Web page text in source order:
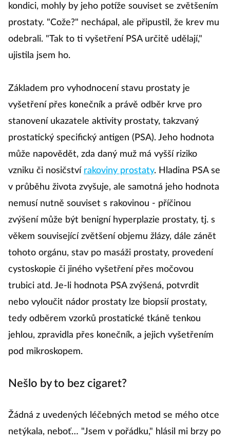
kondici, mohly by jeho potíže souviset se zvětšením
prostaty. "Cože?" nechápal, ale připustil, že krev mu
odebrali. "Tak to ti vyšetření PSA určitě udělají,"
ujistila jsem ho.
Základem pro vyhodnocení stavu prostaty je
vyšetření přes konečník a právě odběr krve pro
stanovení ukazatele aktivity prostaty, takzvaný
prostatický specifický antigen (PSA). Jeho hodnota
může napovědět, zda daný muž má vyšší riziko
vzniku či nosičství rakoviny prostaty. Hladina PSA se
v průběhu života zvyšuje, ale samotná jeho hodnota
nemusí nutně souviset s rakovinou - příčinou
zvýšení může být benigní hyperplazie prostaty, tj. s
věkem související zvětšení objemu žlázy, dále zánět
tohoto orgánu, stav po masáži prostaty, provedení
cystoskopie či jiného vyšetření přes močovou
trubici atd. Je-li hodnota PSA zvýšená, potvrdit
nebo vyloučit nádor prostaty lze biopsií prostaty,
tedy odběrem vzorků prostatické tkáně tenkou
jehlou, zpravidla přes konečník, a jejich vyšetřením
pod mikroskopem.
Nešlo by to bez cigaret?
Žádná z uvedených léčebných metod se mého otce
netýkala, neboť… "Jsem v pořádku," hlásil mi brzy po